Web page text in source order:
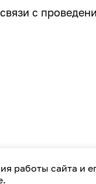
с
работы сайта и